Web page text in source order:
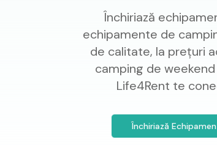
Închiriază
echipamente de
de calitate, la prețuri
camping de
Life4Rent te
Închiriază